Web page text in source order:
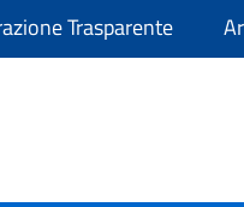
Trasparente